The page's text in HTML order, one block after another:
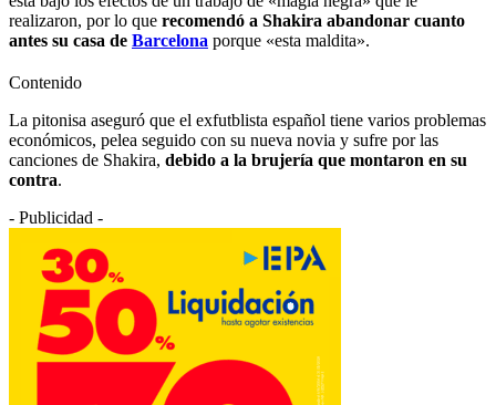
realizaron, por lo que recomendó a Shakira abandonar cuanto
antes su casa de Barcelona porque «esta maldita».
Contenido
La pitonisa aseguró que el exfutblista español tiene varios problemas
económicos, pelea seguido con su nueva novia y sufre por las
canciones de Shakira, debido a la brujería que montaron en su
contra.
- Publicidad -